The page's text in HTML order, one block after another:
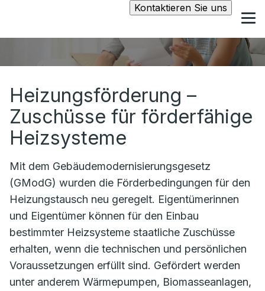
Kontaktieren Sie uns
Heizungsförderung –
Zuschüsse für förderfähige
Heizsysteme
Mit dem Gebäudemodernisierungsgesetz
(GModG) wurden die Förderbedingungen für den
Heizungstausch neu geregelt. Eigentümerinnen
und Eigentümer können für den Einbau
bestimmter Heizsysteme staatliche Zuschüsse
erhalten, wenn die technischen und persönlichen
Voraussetzungen erfüllt sind. Gefördert werden
unter anderem Wärmepumpen, Biomasseanlagen,